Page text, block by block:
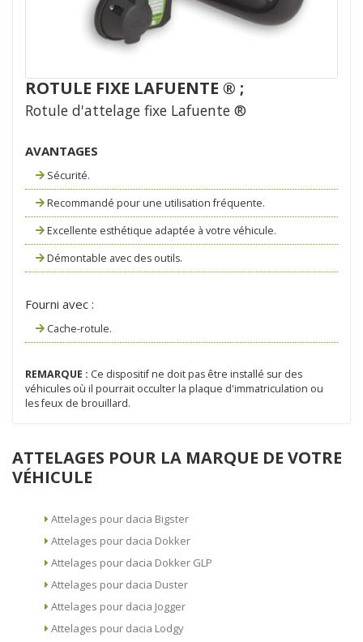
ROTULE FIXE LAFUENTE ® ;
Rotule d'attelage fixe Lafuente ®
AVANTAGES
Sécurité.
Recommandé pour une utilisation fréquente.
Excellente esthétique adaptée à votre véhicule.
Démontable avec des outils.
Fourni avec :
Cache-rotule.
REMARQUE : Ce dispositif ne doit pas être installé sur des
véhicules où il pourrait occulter la plaque d'immatriculation ou
les feux de brouillard.
ATTELAGES POUR LA MARQUE DE VOTRE
VÉHICULE
Attelages pour dacia Bigster
Attelages pour dacia Dokker
Attelages pour dacia Dokker GLP
Attelages pour dacia Duster
Attelages pour dacia Jogger
Attelages pour dacia Lodgy